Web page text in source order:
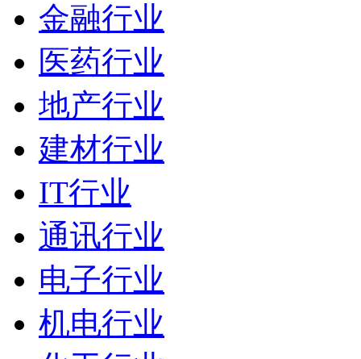
金融行业
医药行业
地产行业
建材行业
IT行业
通讯行业
电子行业
机电行业